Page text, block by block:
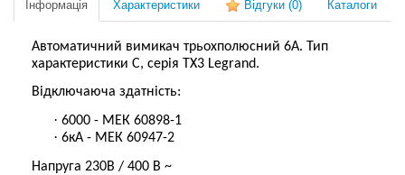
Інформація Характеристики Відгуки (0) Каталоги
Автоматичний вимикач трьохполюсний 6А. Тип
характеристики С, серія ТХ3 Legrand.
Відключаюча здатність:
· 6000 - МЕК 60898-1
· 6кА - МЕК 60947-2
Напруга 230В / 400 В ~